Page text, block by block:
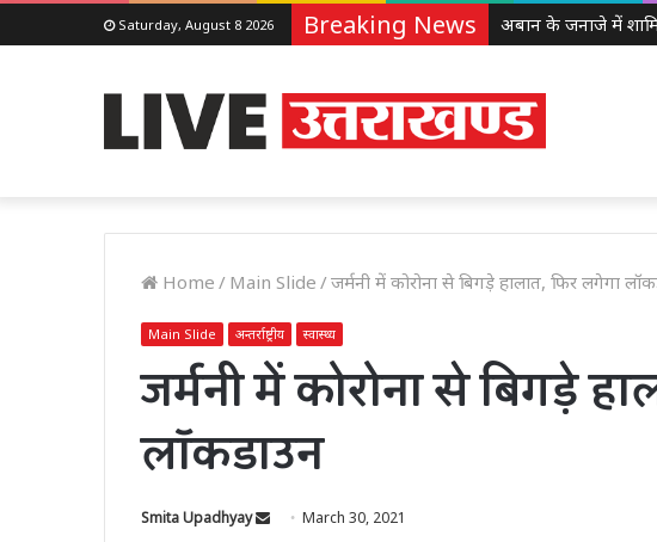
Saturday, August 8 2026 Breaking News
Home / Main Slide /जर्मनी में कोरोना से बिगड़े हालात, फिर लगेगा
Main Slide अन्तर्राष्ट्रीय स्वास्थ्य
जर्मनी में कोरोना से बिगड़े
लॉकडाउन
Smita Upadhyay
SendMarch 30, 2021